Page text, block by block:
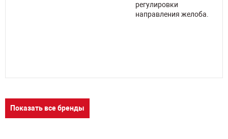
регулировки
направления желоба.
Показать все бренды